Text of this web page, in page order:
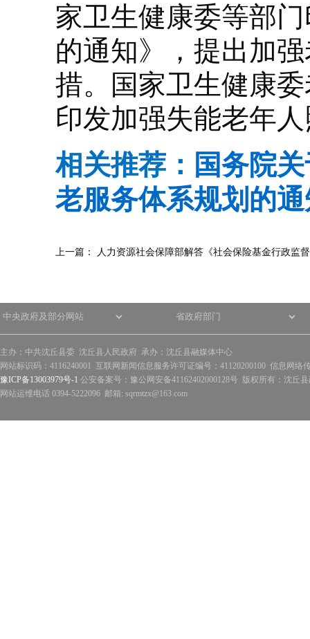
家卫生健康委等部
的通知》，提出加
措。国家卫生健康
印发加强失能老年
相关推荐： 国务院
老服务体系规划的
上一篇： 人力资源社会保障部解答《社会保险基金行政监
主办：中共沈丘县委 沈丘县人民政府 承办：沈丘县融媒体中心
网站标识码：4116240001 互联网新闻信息服务许可证编号：41120200100 信息网络
豫ICP备13003979号-1 公安备案号：豫公网安备41162402000128号 版权所有：沈丘
网站运维电话 0394-5222096 邮箱: sqrmtzx@163.com